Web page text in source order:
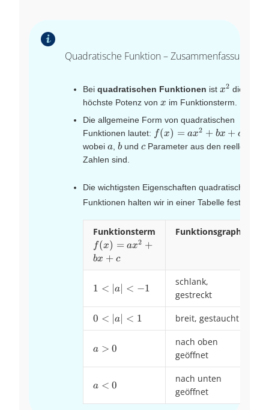
Quadratische Funktion – Zusammenfassung
Bei quadratischen Funktionen ist x^{2}
x2 die
höchste Potenz von x
x im Funktionsterm.
Die allgemeine Form von quadratischen
Funktionen lautet: f(x)
=
f(x) = ax2 + bx + c
wobei a
a, b
bund c
cParameter aus den reellen
Zahlen sind.
Die wichtigsten Eigenschaften quadratischer
Funktionen halten wir in einer Tabelle fest:
Funktionsterm
f(x) =
ax^{2}+bx+c
f(x) = ax2 +
bx + c
Funktionsgraph
1<|a|
1 < ∣a < −1
schlank,
gestreckt
0<|a|
<1
0 < ∣a < 1 breit, gestaucht
a>0
a > 0
nach oben
geöffnet
a<0
a < 0
nach unten
geöffnet